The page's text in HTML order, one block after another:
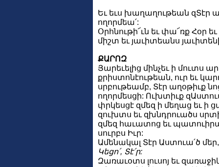
Եւ եւս խաղաղութեան զՏէր
ողորմեա՛:
Օրհնութի՜ւն եւ փա՜ռք Հօր եւ
միշտ եւ յաւիտեանս
ՔԱՐՈԶ
Յարեւելից մինչեւ ի մուտս
քրիստոնէութեան, ուր եւ
սրբութեամբ, Տէր աղօթիւք
ողորմեսցի: Ուխտիւք
փրկեսցէ զմեզ ի մեղաց եւ ի
զուխտս եւ զխնդրուածս
զմեզ հաւատոց եւ
սուրբս Իւր:
Ամենակալ Տէր Աստուա՛ծ մեր,
Կեցո՛, Տէ՛ր:
Զառաւօտս լուսոյ եւ